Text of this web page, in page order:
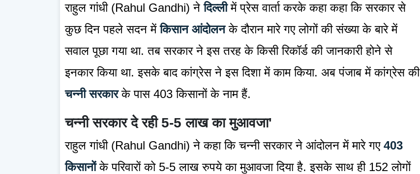
राहुल गांधी (Rahul Gandhi) नेदिल्लीमें प्रेस वार्ता करके कहा कहा कि सरकार से
कुछ दिन पहले सदन मेंकिसान आंदोलनके दौरान मारे गए लोगों की संख्या के बारे में
सवाल पूछा गया था. तब सरकार ने इस तरह के किसी रिकॉर्ड की जानकारी होने से
इनकार किया था. इसके बाद कांग्रेस ने इस दिशा में काम किया. अब पंजाब में कांग्रेस की
चन्नी सरकारके पास 403 किसानों के नाम हैं.
चन्नी सरकार दे रही 5-5 लाख का मुआवजा'
राहुल गांधी (Rahul Gandhi) ने कहा कि चन्नी सरकार ने आंदोलन में मारे गए 403
किसानोंके परिवारों को 5-5 लाख रुपये का मुआवजा दिया है. इसके साथ ही 152 लोगों